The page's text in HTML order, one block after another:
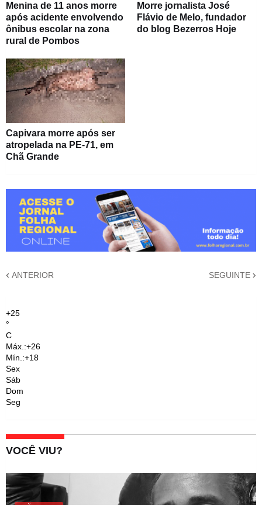
Menina de 11 anos morre
após acidente envolvendo
ônibus escolar na zona
rural de Pombos
Morre jornalista José
Flávio de Melo, fundador
do blog Bezerros Hoje
Capivara morre após ser
atropelada na PE-71, em
Chã Grande
ANTERIOR SEGUINTE
+25
°
C
Máx.:+26
Mín.:+18
Sex
Sáb
Dom
Seg
VOCÊ VIU?